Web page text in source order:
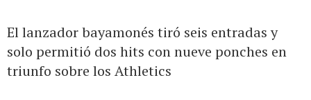
El lanzador bayamonés tiró seis entradas y
solo permitió dos hits con nueve ponches en
triunfo sobre los Athletics